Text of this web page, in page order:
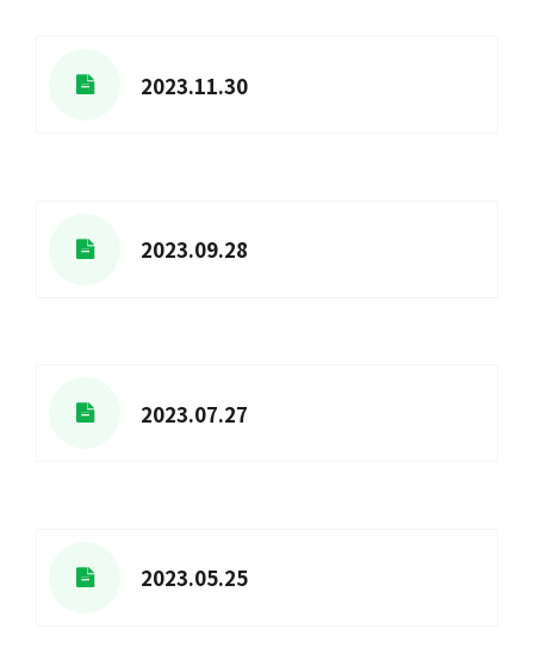
2023.11.30
2023.09.28
2023.07.27
2023.05.25